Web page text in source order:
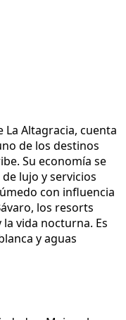
La Altagracia, cuenta
de los destinos
Su economía se
lujo y servicios
con influencia
los resorts
vida nocturna. Es
y aguas